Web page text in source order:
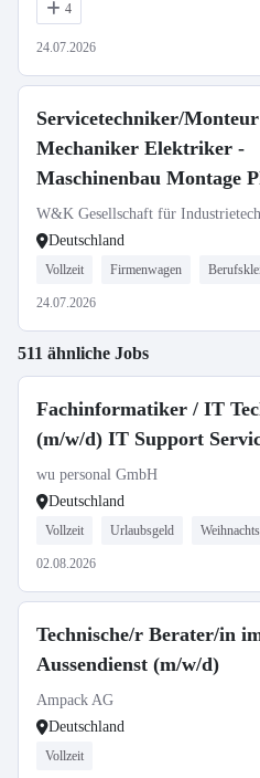
4
24.07.2026
Servicetechniker/
Mechaniker Elektriker -
Maschinenbau Montage
Medizintechnik (m/w/d)
W&K Gesellschaft für
Deutschland
Vollzeit Firmenwagen
24.07.2026
511 ähnliche Jobs
Fachinformatiker / IT
(m/w/d) IT Support
wu personal GmbH
Deutschland
Vollzeit Urlaubsgeld
02.08.2026
Technische/r Berater/in
Aussendienst (m/w/d)
Ampack AG
Deutschland
Vollzeit